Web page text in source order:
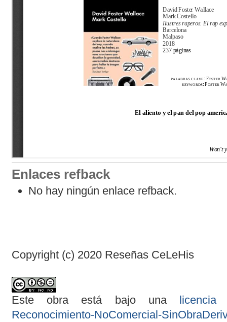
Enlaces refback
No hay ningún enlace refback.
Copyright (c) 2020 Reseñas CeLeHis
Este obra está bajo una
Reconocimiento-NoComercial-